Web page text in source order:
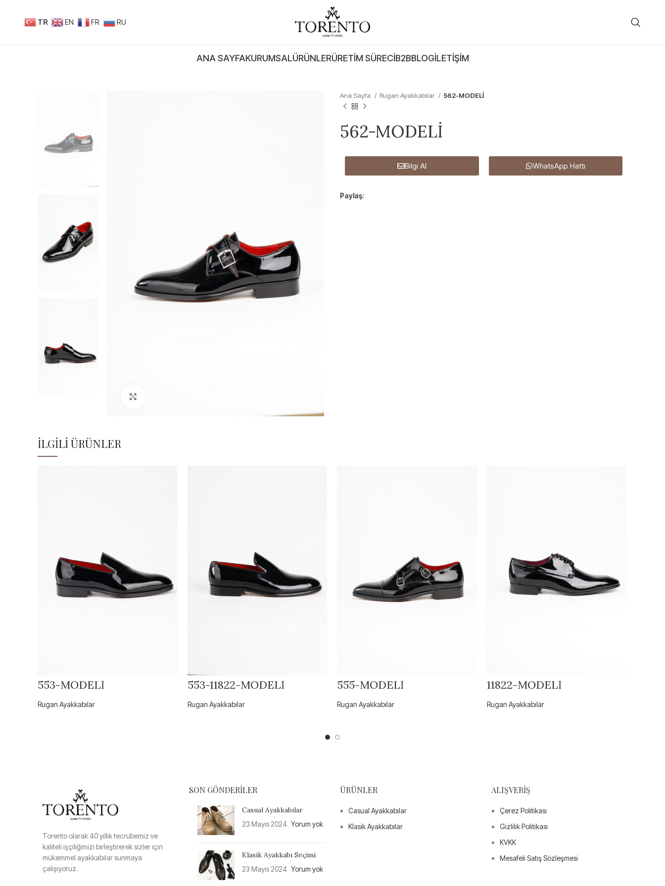
TR EN FR RU
ANA SAYFAKURUMSALÜRÜNLERÜRETIM SÜRECIB2BBLOGİLETIŞIM
Ana Sayfa Rugan Ayakkabılar 562-MODELİ
562-MODELİ
Bilgi Al WhatsApp Hattı
Paylaş:
İLGILI ÜRÜNLER
553-MODELİ
Rugan Ayakkabılar
553-11822-MODELİ
Rugan Ayakkabılar
555-MODELİ
Rugan Ayakkabılar
11822-MODELİ
Rugan Ayakkabılar
Torento olarak 40 yıllık tecrübemiz ve
kaliteli işçiliğimizi birleştirerek sizler için
mükemmel ayakkabılar sunmaya
çalışıyoruz.
SON GÖNDERILER
Casual Ayakkabılar
23 Mayıs 2024 Yorum yok
Klasik Ayakkabı Seçimi
23 Mayıs 2024 Yorum yok
ÜRÜNLER
Casual Ayakkabılar
Klasik Ayakkabılar
ALIŞVERIŞ
Çerez Politikası
Gizlilik Politikası
KVKK
Mesafeli Satış Sözleşmesi